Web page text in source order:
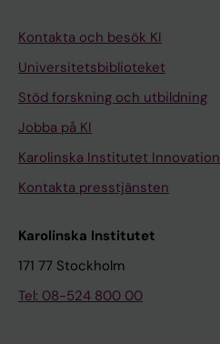
Kontakta och besök KI
Universitetsbiblioteket
Stöd forskning och utbildning
Jobba på KI
Karolinska Institutet Innovation
Kontakta presstjänsten
Karolinska Institutet
171 77 Stockholm
Tel: 08-524 800 00